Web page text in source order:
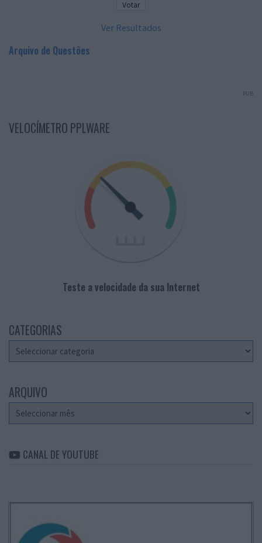
Ver Resultados
Arquivo de Questões
PUB
VELOCÍMETRO PPLWARE
Teste a velocidade da sua Internet
CATEGORIAS
Categorias
ARQUIVO
Arquivo
CANAL DE YOUTUBE